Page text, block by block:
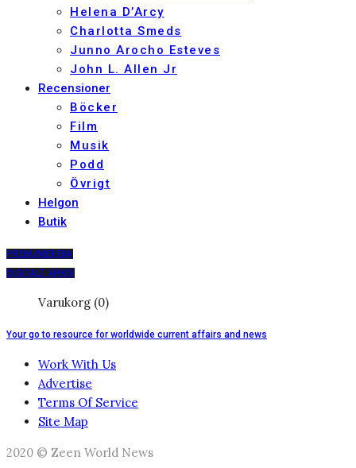
Helena D’Arcy
Charlotta Smeds
Junno Arocho Esteves
John L. Allen Jr
Recensioner
Böcker
Film
Musik
Podd
Övrigt
Helgon
Butik
PRENUMERERA
DIGITALT ARKIV
Varukorg (0)
Your go to resource for worldwide current affairs and news
Work With Us
Advertise
Terms Of Service
Site Map
2020 © Zeen World News